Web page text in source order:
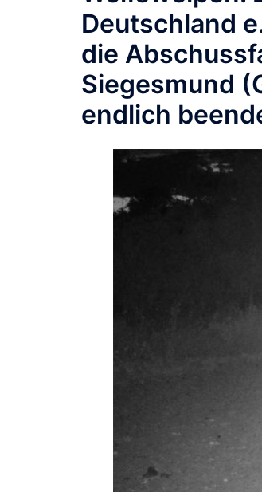
Deutschland
die
Siegesmund
endlich